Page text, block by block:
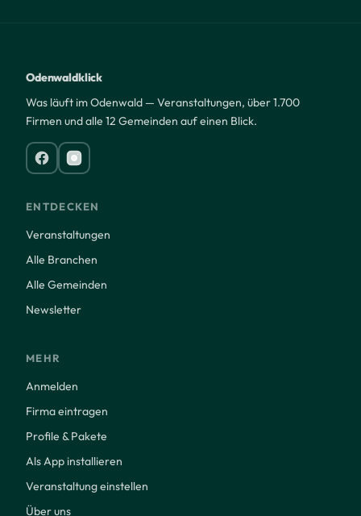
Odenwaldklick
Was läuft im Odenwald — Veranstaltungen, über 1.700
Firmen und alle 12 Gemeinden auf einen Blick.
ENTDECKEN
Veranstaltungen
Alle Branchen
Alle Gemeinden
Newsletter
MEHR
Anmelden
Firma eintragen
Profile & Pakete
Als App installieren
Veranstaltung einstellen
Über uns